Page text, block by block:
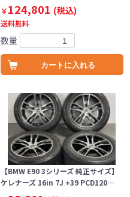
￥124,801 (税込)
送料無料
数量
カートに入れる
【BMW E90 3シリーズ 純正サイズ】
ケレナーズ 16in 7J +39 PCD120…